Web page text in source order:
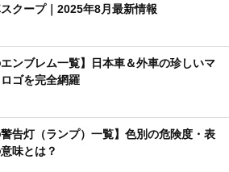
スクープ｜2025年8月最新情報
エンブレム一覧】日本車＆外車の珍しいマ
ゴを完全網羅
警告灯（ランプ）一覧】色別の危険度・表
味とは？